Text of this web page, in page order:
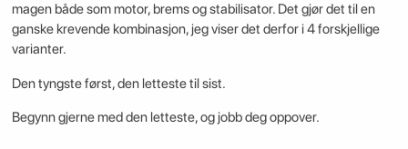
magen både som motor, brems og stabilisator. Det gjør det til en
ganske krevende kombinasjon, jeg viser det derfor i 4 forskjellige
varianter.
Den tyngste først, den letteste til sist.
Begynn gjerne med den letteste, og jobb deg oppover.